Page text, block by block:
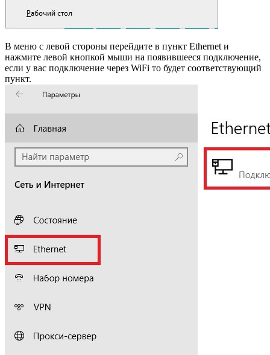
В меню с левой стороны перейдите в пункт Ethernet и
нажмите левой кнопкой мыши на появившееся подключение,
если у вас подключение через WiFi то будет соответствующий
пункт.